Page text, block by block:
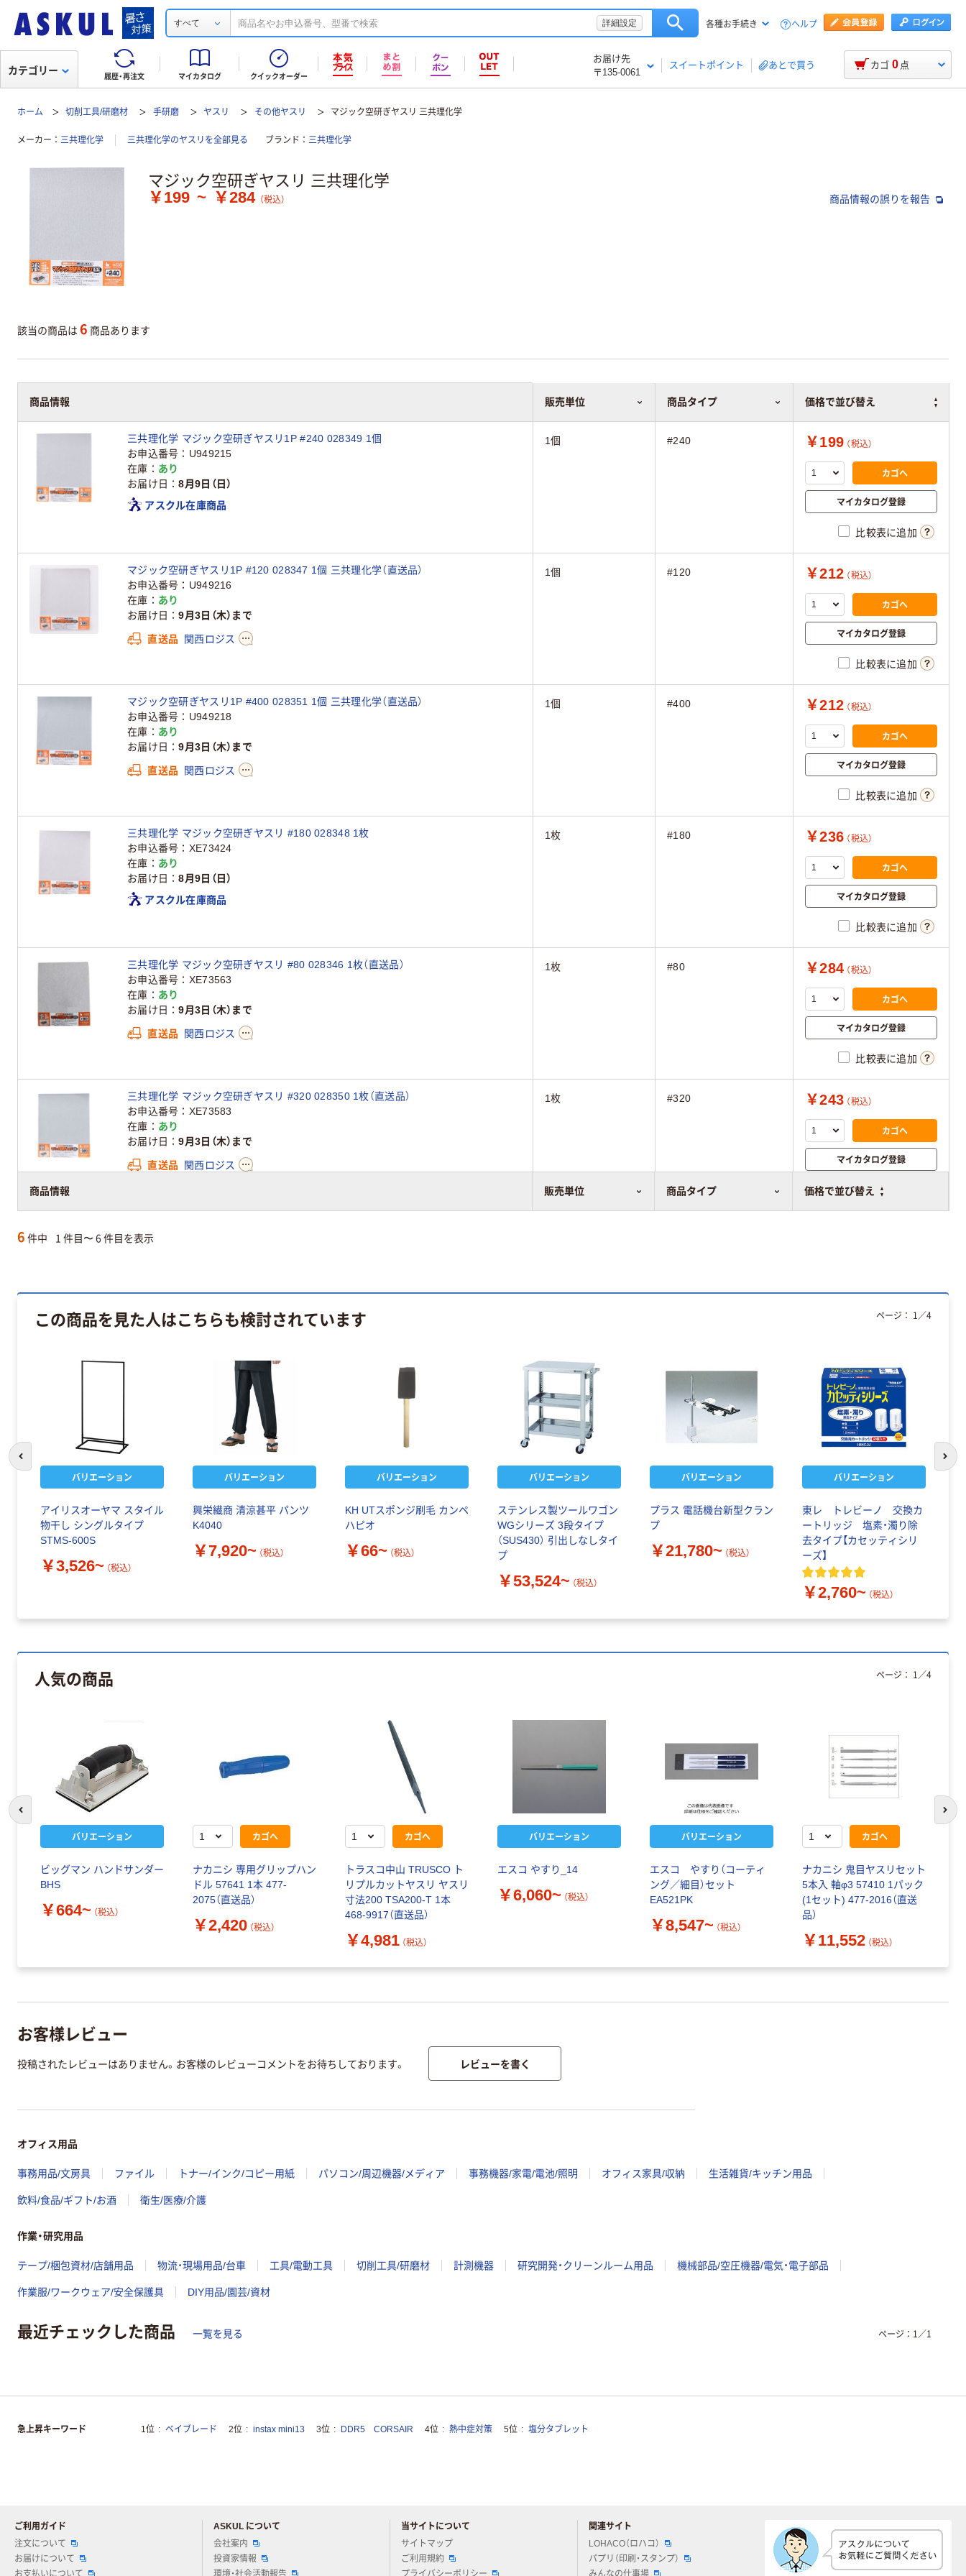
すべて 詳細設定 各種お手続き ヘルプ
履歴・再注文 マイカタログ クイックオーダー
お届け先
〒135-0061
スイートポイント あとで買う
カテゴリー カゴ 0 点
ホーム 切削工具/研磨材 手研磨 ヤスリ その他ヤスリ マジック空研ぎヤスリ 三共理化学
メーカー 三共理化学 三共理化学のヤスリを全部見る ブランド 三共理化学
マジック空研ぎヤスリ 三共理化学
￥199 ~ ￥284 （税込） 商品情報の誤りを報告
該当の商品は 6 商品あります
商品情報 販売単位 商品タイプ 価格で並び替え
商品情報 販売単位 商品タイプ 価格で並び替え
三共理化学 マジック空研ぎヤスリ1P #240 028349 1個
お申込番号
U949215
在庫
あり
お届け日
8月9日（日）
アスクル在庫商品
1個 #240 ￥199 （税込）
カゴへ
マイカタログ登録
比較表に追加
マジック空研ぎヤスリ1P #120 028347 1個 三共理化学（直送品）
お申込番号
U949216
在庫
あり
お届け日
9月3日（木）まで
直送品 関西ロジス
1個 #120 ￥212 （税込）
カゴへ
マイカタログ登録
比較表に追加
マジック空研ぎヤスリ1P #400 028351 1個 三共理化学（直送品）
お申込番号
U949218
在庫
あり
お届け日
9月3日（木）まで
直送品 関西ロジス
1個 #400 ￥212 （税込）
カゴへ
マイカタログ登録
比較表に追加
三共理化学 マジック空研ぎヤスリ #180 028348 1枚
お申込番号
XE73424
在庫
あり
お届け日
8月9日（日）
アスクル在庫商品
1枚 #180 ￥236 （税込）
カゴへ
マイカタログ登録
比較表に追加
三共理化学 マジック空研ぎヤスリ #80 028346 1枚（直送品）
お申込番号
XE73563
在庫
あり
お届け日
9月3日（木）まで
直送品 関西ロジス
1枚 #80 ￥284 （税込）
カゴへ
マイカタログ登録
比較表に追加
三共理化学 マジック空研ぎヤスリ #320 028350 1枚（直送品）
お申込番号
XE73583
在庫
あり
お届け日
9月3日（木）まで
直送品 関西ロジス
1枚 #320 ￥243 （税込）
カゴへ
マイカタログ登録
比較表に追加
6 件中 1 件目〜 6 件目を表示
この商品を見た人はこちらも検討されています
バリエーション
アイリスオーヤマ スタイル
物干し シングルタイプ
STMS-600S
￥3,526~ （税込）
バリエーション
興栄繊商 清涼甚平 パンツ
K4040
￥7,920~ （税込）
バリエーション
KH UTスポンジ刷毛 カンペ
ハピオ
￥66~ （税込）
バリエーション
ステンレス製ツールワゴン
WGシリーズ 3段タイプ
（SUS430） 引出しなしタイ
プ
￥53,524~ （税込）
バリエーション
プラス 電話機台新型クラン
プ
￥21,780~ （税込）
バリエーション
東レ トレビーノ 交換カ
ートリッジ 塩素・濁り除
去タイプ【カセッティシリ
ーズ】
￥2,760~ （税込）
ページ： 1 ／4
前のスライドへ 次
人気の商品
バリエーション
ビッグマン ハンドサンダー
BHS
￥664~ （税込）
カゴへ
ナカニシ 専用グリップハン
ドル 57641 1本 477-
2075（直送品）
￥2,420 （税込）
カゴへ
トラスコ中山 TRUSCO ト
リプルカットヤスリ ヤスリ
寸法200 TSA200-T 1本
468-9917（直送品）
￥4,981 （税込）
バリエーション
エスコ やすり_14
￥6,060~ （税込）
バリエーション
エスコ やすり（コーティ
ング／細目）セット
EA521PK
￥8,547~ （税込）
カゴへ
ナカニシ 鬼目ヤスリセット
5本入 軸φ3 57410 1パック
(1セット) 477-2016（直送
品）
￥11,552 （税込）
ページ： 1 ／4
次
お客様レビュー
投稿されたレビューはありません。お客様のレビューコメントをお待ちしております。 レビューを書く
オフィス用品
事務用品/文房具 ファイル トナー/インク/コピー用紙 パソコン/周辺機器/メディア 事務機器/家電/電池/照明 オフィス家具/収納 生活雑貨/キッチン用品
飲料/食品/ギフト/お酒 衛生/医療/介護
作業・研究用品
テープ/梱包資材/店舗用品 物流・現場用品/台車 工具/電動工具 切削工具/研磨材 計測機器 研究開発・クリーンルーム用品 機械部品/空圧機器/電気・電子部品
作業服/ワークウェア/安全保護具 DIY用品/園芸/資材
最近チェックした商品 一覧を見る ページ： 1 ／1
急上昇キーワード 1位 ベイブレード 2位 instax mini13 3位 DDR5 CORSAIR 4位 熱中症対策 5位 塩分タブレット
ご利用ガイド
注文について
お届けについて
お支払いについて
ASKUL について
会社案内
投資家情報
環境・社会活動報告
当サイトについて
サイトマップ
ご利用規約
プライバシーポリシー
関連サイト
LOHACO（ロハコ）
パプリ（印刷・スタンプ）
みんなの仕事場